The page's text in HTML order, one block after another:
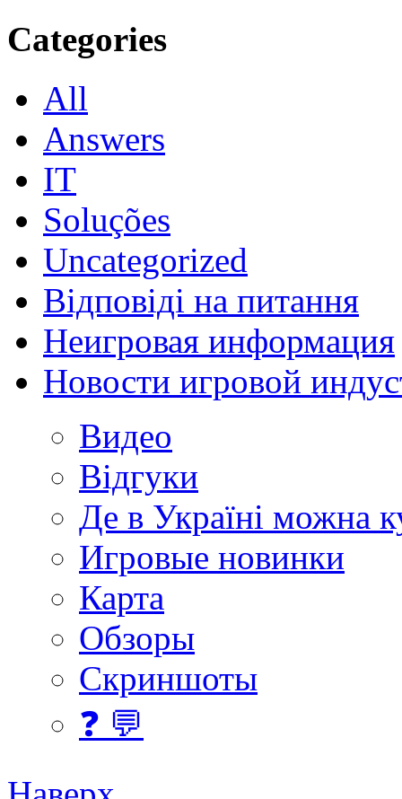
Categories
All
Answers
IT
Soluções
Uncategorized
Відповіді на питання
Неигровая информация
Новости игровой
Видео
Відгуки
Де в Україні можна
Игровые новинки
Карта
Обзоры
Скриншоты
❓ 💬